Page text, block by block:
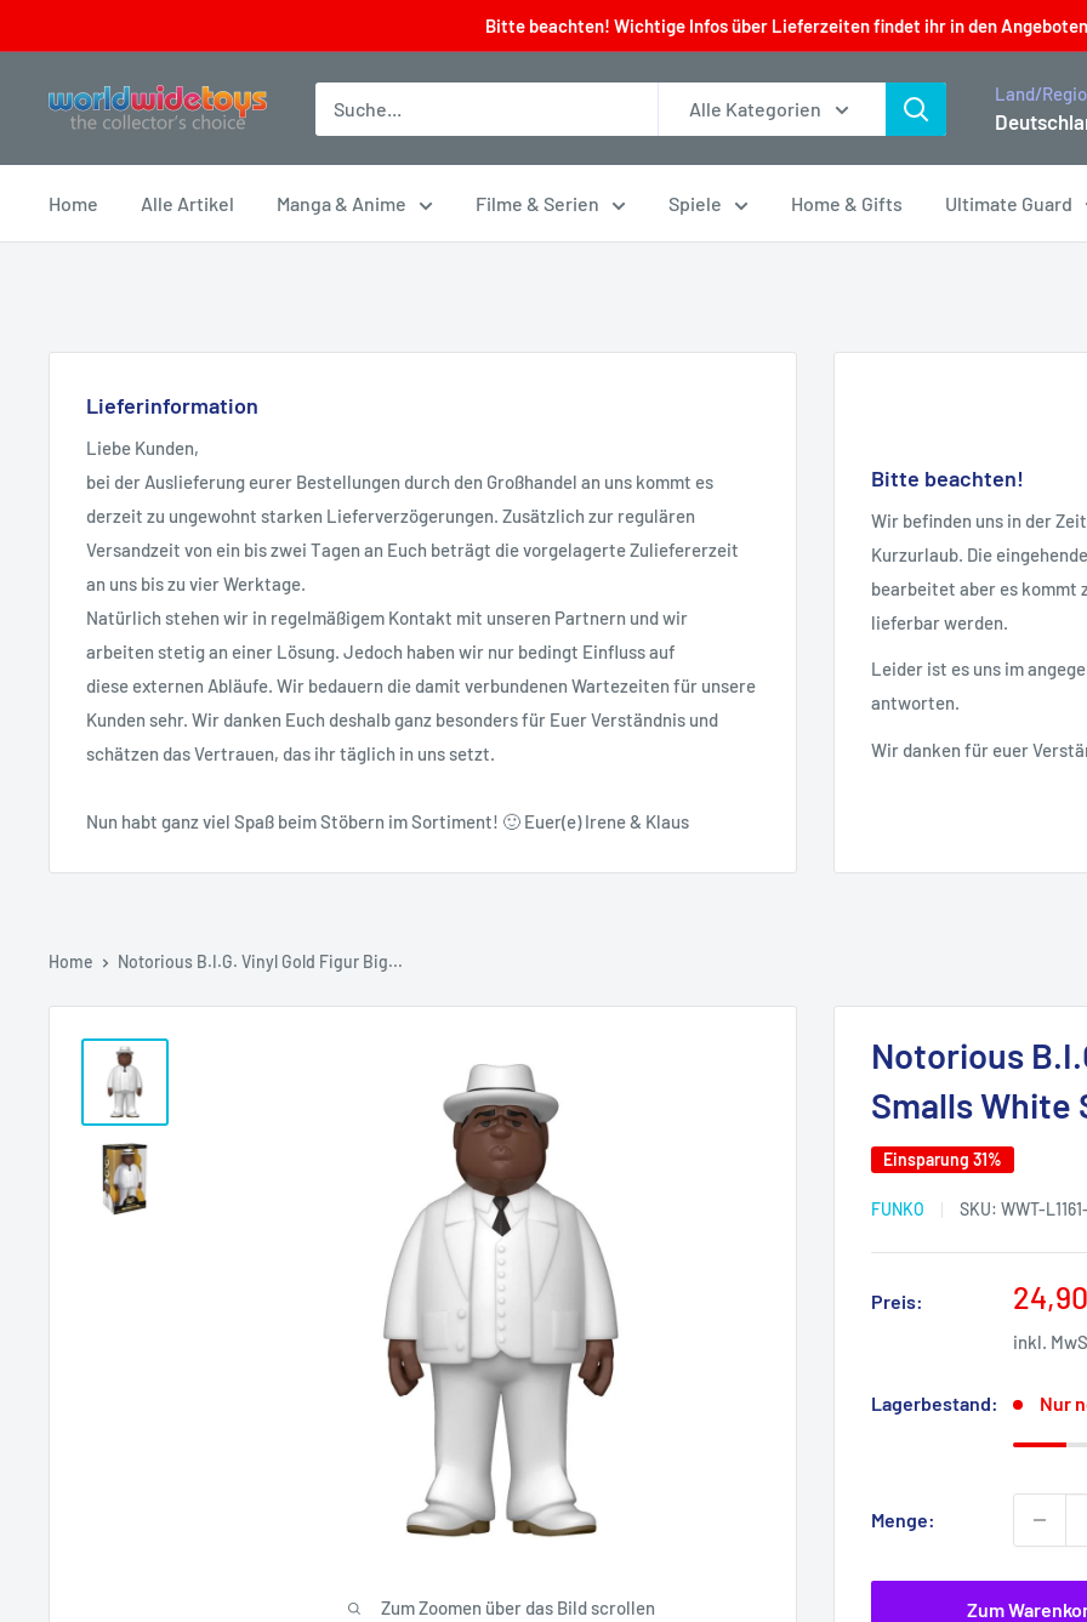
zum
Bitte beachten! Wichtige Infos über Lieferzeiten findet ihr in den
worldwidetoys Alle Kategorien
Land/
Home Alle Artikel Manga & Anime Filme & Serien Spiele Home & Gifts Ultimate Guard
Lieferinformation
Liebe Kunden,
bei der Auslieferung eurer Bestellungen durch den Großhandel an uns kommt es
derzeit zu ungewohnt starken Lieferverzögerungen. Zusätzlich zur regulären
Versandzeit von ein bis zwei Tagen an Euch beträgt die vorgelagerte Zuliefererzeit
an uns bis zu vier Werktage.
Natürlich stehen wir in regelmäßigem Kontakt mit unseren Partnern und wir
arbeiten stetig an einer Lösung. Jedoch haben wir nur bedingt Einfluss auf
diese externen Abläufe. Wir bedauern die damit verbundenen Wartezeiten für unsere
Kunden sehr. Wir danken Euch deshalb ganz besonders für Euer Verständnis und
schätzen das Vertrauen, das ihr täglich in uns setzt.
Nun habt ganz viel Spaß beim Stöbern im Sortiment! 🙂 Euer(e) Irene & Klaus
Bitte beachten!
Wir befinden uns in der
Kurzurlaub. Die
bearbeitet aber es kommt
lieferbar werden.
Leider ist es uns im
antworten.
Wir danken für euer
Home Notorious B.I.G. Vinyl Gold Figur Big...
Zum Zoomen über das Bild scrollen
Notorious
Smalls White
Einsparung 31%
FUNKO SKU: WWT-
Preis:
inkl.
Lagerbestand: Nur
Menge:
Zum